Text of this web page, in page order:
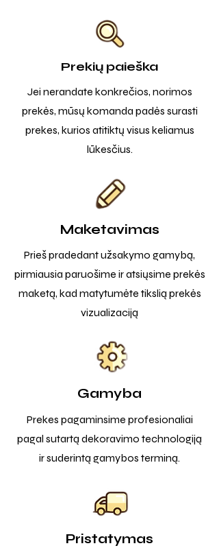
Prekių paieška
Jei nerandate konkrečios, norimos
prekės, mūsų komanda padės surasti
prekes, kurios atitiktų visus keliamus
lūkesčius.
Maketavimas
Prieš pradedant užsakymo gamybą,
pirmiausia paruošime ir atsiųsime prekės
maketą, kad matytumėte tikslią prekės
vizualizaciją
Gamyba
Prekes pagaminsime profesionaliai
pagal sutartą dekoravimo technologiją
ir suderintą gamybos terminą.
Pristatymas